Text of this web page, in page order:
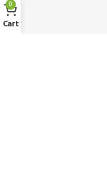
0
Cart